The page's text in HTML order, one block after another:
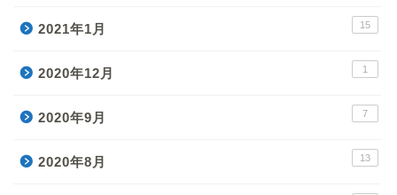
2021年1月 15
2020年12月 1
2020年9月 7
2020年8月 13